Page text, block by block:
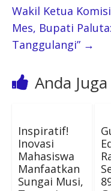
Wakil Ketua
Mes, Bupati
Tanggulangi” →
Anda
Inspiratif!
Inovasi
Mahasiswa
Manfaatkan
Sungai Musi,